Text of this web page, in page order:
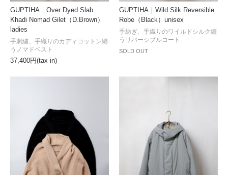
GUPTIHA｜Over Dyed Slab
Khadi Nomad Gilet（D.Brown）
ladies
37,400円(tax in)
手刺繍、手織りのカディコットン纏
うノマドベスト
GUPTIHA｜Wild Silk Reversible
Robe（Black）unisex
SOLD OUT
手紡ぎ、手織りのワイルドシルク纏
うリバーシブルコート